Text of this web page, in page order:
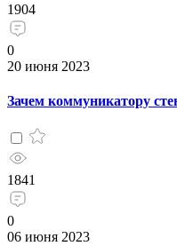
1904
0
20 июня 2023
Зачем коммуникатору
1841
0
06 июня 2023